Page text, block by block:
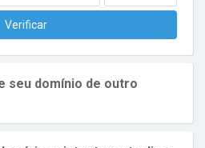
Verificar
seu domínio de outro